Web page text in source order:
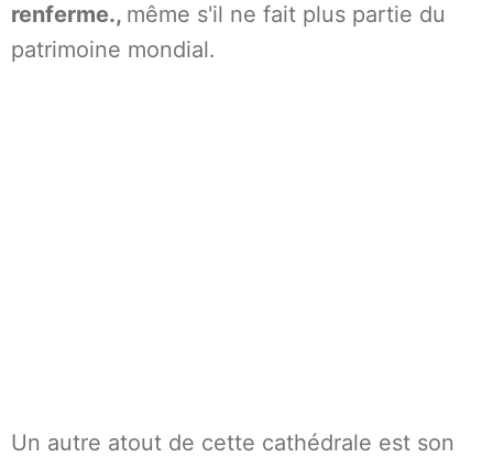
renferme., même s'il ne fait plus partie du
patrimoine mondial.
Un autre atout de cette cathédrale est son